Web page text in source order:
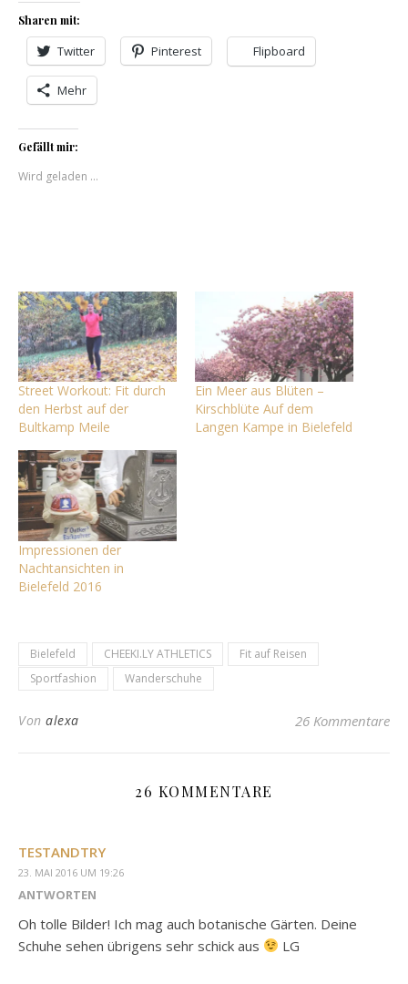
Sharen mit:
Twitter Pinterest Flipboard
Mehr
Gefällt mir:
Wird geladen …
Street Workout: Fit durch
den Herbst auf der
Bultkamp Meile
Ein Meer aus Blüten –
Kirschblüte Auf dem
Langen Kampe in Bielefeld
Impressionen der
Nachtansichten in
Bielefeld 2016
Bielefeld CHEEKI.LY ATHLETICS
Fit auf Reisen
Sportfashion
Wanderschuhe
Von alexa 26 Kommentare
26 KOMMENTARE
TESTANDTRY
23. MAI 2016 UM 19:26
ANTWORTEN
Oh tolle Bilder! Ich mag auch botanische Gärten. Deine
Schuhe sehen übrigens sehr schick aus
LG